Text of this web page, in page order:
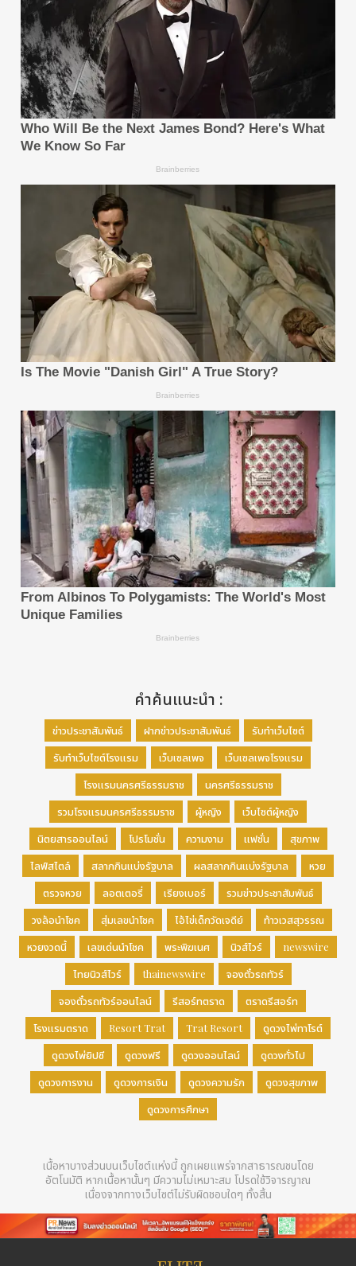
คำค้นแนะนำ :
ข่าวประชาสัมพันธ์ ฝากข่าวประชาสัมพันธ์
รับทำเว็บไซต์
รับทำเว็บไซต์โรงแรม
เว็บเซลเพจ
เว็บเซลเพจโรงแรม
โรงแรมนครศรีธรรมราช
นครศรีธรรมราช
รวมโรงแรมนครศรีธรรมราช
ผู้หญิง
เว็บไซต์ผู้หญิง
นิตยสารออนไลน์
โปรโมชั่น ความงาม แฟชั่น
สุขภาพ
ไลฟ์สไตล์
สลากกินแบ่งรัฐบาล ผลสลากกินแบ่งรัฐบาล
หวย
ตรวจหวย
ลอตเตอรี่ เรียงเบอร์
รวมข่าวประชาสัมพันธ์
วงล้อนำโชค
สุ่มเลขนำโชค ไอ้ไข่เด็กวัดเจดีย์
ท้าวเวสสุวรรณ
หวยงวดนี้
เลขเด่นนำโชค พระพิฆเนศ นิวส์ไวร์
newswire
ไทยนิวส์ไวร์
thainewswire
จองตั๋วรถทัวร์
จองตั๋วรถทัวร์ออนไลน์
รีสอร์ทตราด
ตราดรีสอร์ท
โรงแรมตราด
Resort Trat Trat Resort
ดูดวงไพ่ทาโรต์
ดูดวงไพ่ยิปซี
ดูดวงฟรี ดูดวงออนไลน์
ดูดวงทั่วไป
ดูดวงการงาน
ดูดวงการเงิน ดูดวงความรัก
ดูดวงสุขภาพ
ดูดวงการศึกษา
เนื้อหาบางส่วนบนเว็บไซต์แห่งนี้ ถูกเผยแพร่จากสาธารณชนโดย
อัตโนมัติ หากเนื้อหานั้นๆ มีความไม่เหมาะสม โปรดใช้วิจารญาณ
เนื่องจากทางเว็บไซต์ไม่รับผิดชอบใดๆ ทั้งสิ้น